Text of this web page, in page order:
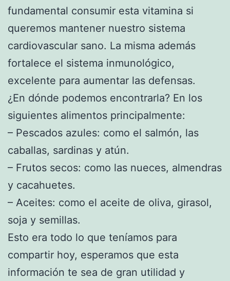
fundamental consumir esta vitamina si
queremos mantener nuestro sistema
cardiovascular sano. La misma además
fortalece el sistema inmunológico,
excelente para aumentar las defensas.
¿En dónde podemos encontrarla? En los
siguientes alimentos principalmente:
– Pescados azules: como el salmón, las
caballas, sardinas y atún.
– Frutos secos: como las nueces, almendras
y cacahuetes.
– Aceites: como el aceite de oliva, girasol,
soja y semillas.
Esto era todo lo que teníamos para
compartir hoy, esperamos que esta
información te sea de gran utilidad y